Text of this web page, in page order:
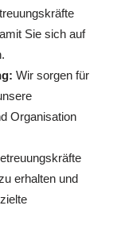
Sie sich auf
Wir sorgen für
Organisation
erhalten und